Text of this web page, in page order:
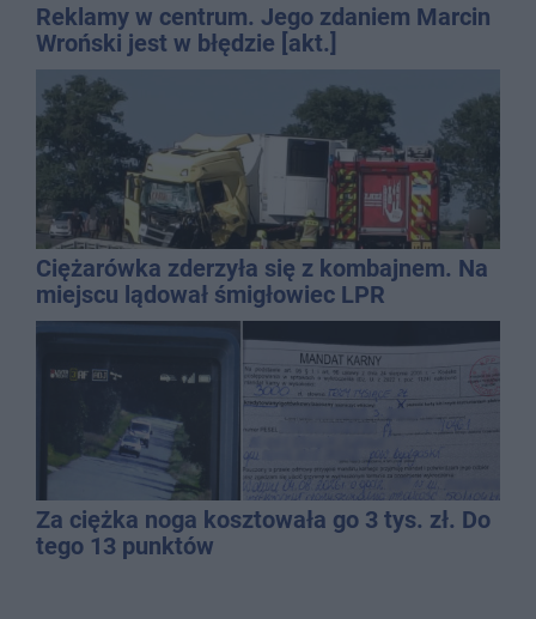
Reklamy w centrum. Jego zdaniem Marcin
Wroński jest w błędzie [akt.]
Ciężarówka zderzyła się z kombajnem. Na
miejscu lądował śmigłowiec LPR
Za ciężka noga kosztowała go 3 tys. zł. Do
tego 13 punktów